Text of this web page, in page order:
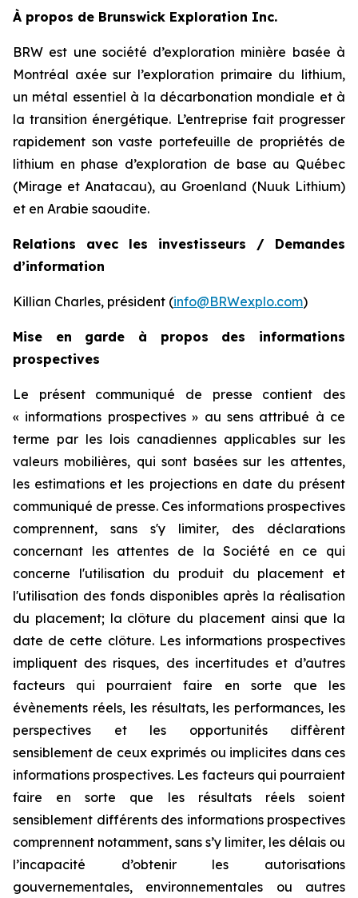
À propos de Brunswick Exploration Inc.
BRW est une société d’exploration minière basée à
Montréal axée sur l’exploration primaire du lithium,
un métal essentiel à la décarbonation mondiale et à
la transition énergétique. L’entreprise fait progresser
rapidement son vaste portefeuille de propriétés de
lithium en phase d’exploration de base au Québec
(Mirage et Anatacau), au Groenland (Nuuk Lithium)
et en Arabie saoudite.
Relations avec les investisseurs / Demandes
d’information
Killian Charles, président (info@BRWexplo.com)
Mise en garde à propos des informations
prospectives
Le présent communiqué de presse contient des
« informations prospectives » au sens attribué à ce
terme par les lois canadiennes applicables sur les
valeurs mobilières, qui sont basées sur les attentes,
les estimations et les projections en date du présent
communiqué de presse. Ces informations prospectives
comprennent, sans s'y limiter, des déclarations
concernant les attentes de la Société en ce qui
concerne l'utilisation du produit du placement et
l'utilisation des fonds disponibles après la réalisation
du placement; la clôture du placement ainsi que la
date de cette clôture. Les informations prospectives
impliquent des risques, des incertitudes et d’autres
facteurs qui pourraient faire en sorte que les
évènements réels, les résultats, les performances, les
perspectives et les opportunités diffèrent
sensiblement de ceux exprimés ou implicites dans ces
informations prospectives. Les facteurs qui pourraient
faire en sorte que les résultats réels soient
sensiblement différents des informations prospectives
comprennent notamment, sans s’y limiter, les délais ou
l’incapacité d’obtenir les autorisations
gouvernementales, environnementales ou autres